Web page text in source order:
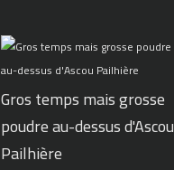
Gros temps mais grosse
poudre au-dessus d'Ascou
Pailhière